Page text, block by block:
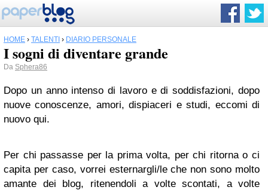
HOME › TALENTI › DIARIO PERSONALE
I sogni di diventare grande
Da Sphera86
Dopo un anno intenso di lavoro e di soddisfazioni, dopo
nuove conoscenze, amori, dispiaceri e studi, eccomi di
nuovo qui.
Per chi passasse per la prima volta, per chi ritorna o ci
capita per caso, vorrei esternargli/le che non sono molto
amante dei blog, ritenendoli a volte scontati, a volte